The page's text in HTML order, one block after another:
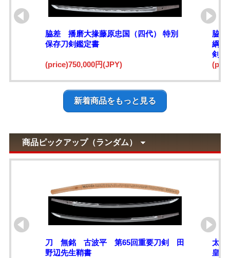
脇差 播磨大掾藤原忠国（四代） 特別
保存刀剣鑑定書
(price)750,000円(JPY)
脇
綱)
剣
新着商品をもっと見る
商品ピックアップ（ランダム）
刀 無銘 古波平 第65回重要刀剣 田
野辺先生鞘書
太
皇